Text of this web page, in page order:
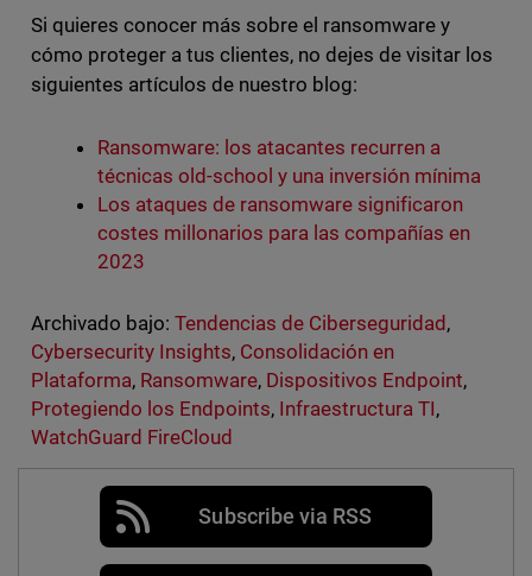
Si quieres conocer más sobre el ransomware y
cómo proteger a tus clientes, no dejes de visitar los
siguientes artículos de nuestro blog:
Ransomware: los atacantes recurren a
técnicas old-school y una inversión mínima
Los ataques de ransomware significaron
costes millonarios para las compañías en
2023
Archivado bajo: Tendencias de Ciberseguridad ,
Cybersecurity Insights, Consolidación en
Plataforma, Ransomware, Dispositivos Endpoint,
Protegiendo los Endpoints, Infraestructura TI,
WatchGuard FireCloud
Subscribe via RSS